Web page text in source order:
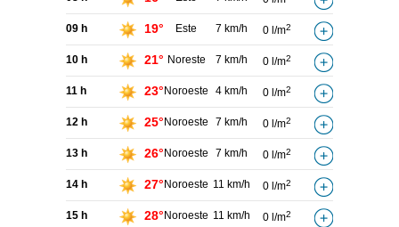
09 h 19° Este 7 km/h 0 l/m2
10 h 21° Noreste 7 km/h 0 l/m2
11 h 23° Noroeste 4 km/h 0 l/m2
12 h 25° Noroeste 7 km/h 0 l/m2
13 h 26° Noroeste 7 km/h 0 l/m2
14 h 27° Noroeste 11 km/h 0 l/m2
15 h 28° Noroeste 11 km/h 0 l/m2